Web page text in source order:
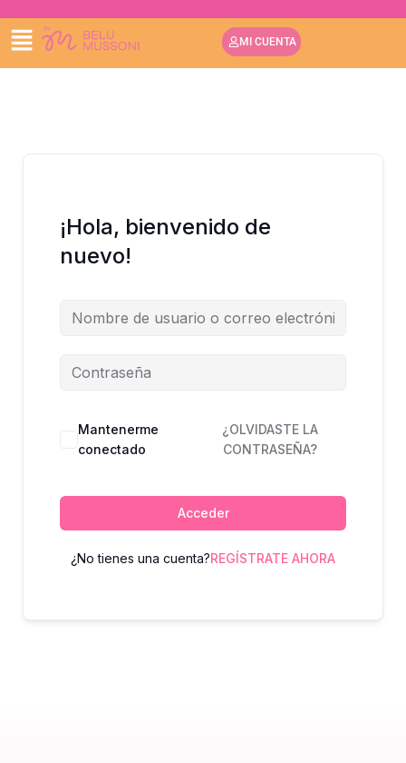
AL
CONTENIDO
MI CUENTA
¡Hola, bienvenido de
nuevo!
Mantenerme
conectado
¿OLVIDASTE LA
CONTRASEÑA?
Acceder
¿No tienes una cuenta?REGÍSTRATE AHORA